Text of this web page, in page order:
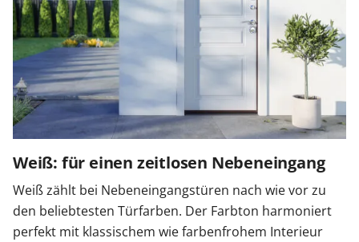
Weiß: für einen zeitlosen Nebeneingang
Weiß zählt bei Nebeneingangstüren nach wie vor zu
den beliebtesten Türfarben. Der Farbton harmoniert
perfekt mit klassischem wie farbenfrohem Interieur